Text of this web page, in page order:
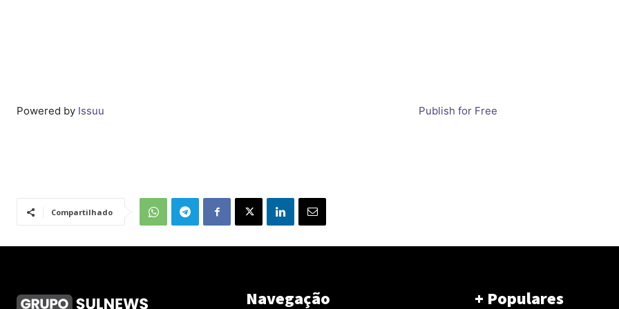
Powered by Issuu Publish for Free
Compartilhado
Navegação + Populares